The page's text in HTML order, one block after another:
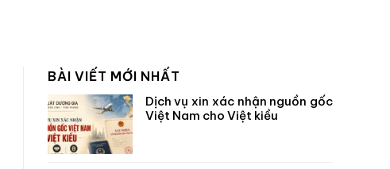
BÀI VIẾT MỚI NHẤT
Dịch vụ xin xác nhận nguồn gốc
Việt Nam cho Việt kiều